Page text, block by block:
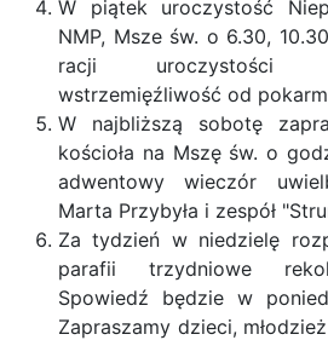
W piątek uroczystość
NMP, Msze św. o 6.30,
racji uroczystości
wstrzemięźliwość od
W najbliższą sobotę
kościoła na Mszę św. o
adwentowy wieczór
Marta Przybyła i zespół
Za tydzień w niedzielę
parafii trzydniowe
Spowiedź będzie w
Zapraszamy dzieci,